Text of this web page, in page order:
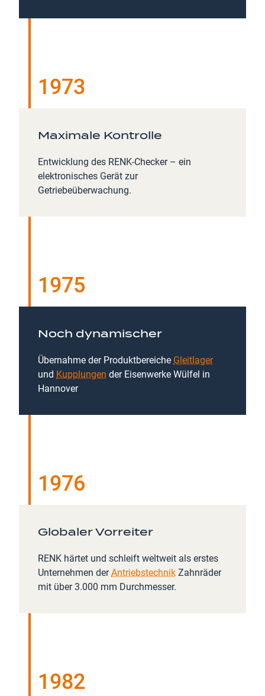
1973
Maximale Kontrolle
Entwicklung des RENK-Checker – ein
elektronisches Gerät zur
Getriebeüberwachung.
1975
Noch dynamischer
Übernahme der Produktbereiche Gleitlager
und Kupplungen der Eisenwerke Wülfel in
Hannover
1976
Globaler Vorreiter
RENK härtet und schleift weltweit als erstes
Unternehmen derAntriebstechnik Zahnräder
mit über 3.000 mm Durchmesser.
1982